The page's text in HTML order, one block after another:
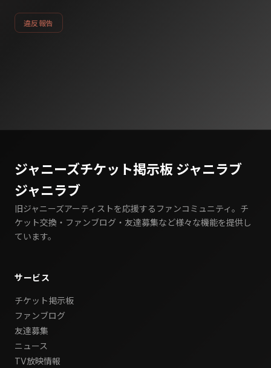
違反報告
ジャニーズチケット掲示板 ジャニラブ
ジャニラブ
旧ジャニーズアーティストを応援するファンコミュニティ。チ
ケット交換・ファンブログ・友達募集など様々な機能を提供し
ています。
サービス
チケット掲示板
ファンブログ
友達募集
ニュース
TV放映情報